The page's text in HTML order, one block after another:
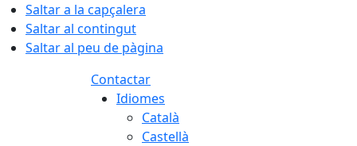
Saltar a la capçalera
Saltar al contingut
Saltar al peu de pàgina
Contactar
Idiomes
Català
Castellà